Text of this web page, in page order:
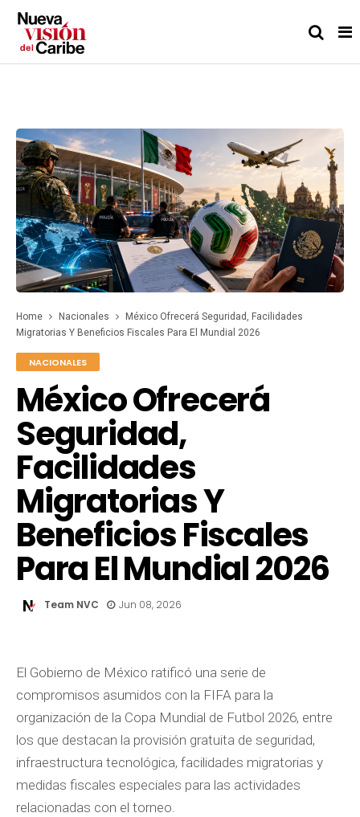
Home Nacionales
México Ofrecerá Seguridad, Facilidades
Migratorias Y Beneficios Fiscales Para El Mundial 2026
NACIONALES
México Ofrecerá
Seguridad,
Facilidades
Migratorias Y
Beneficios Fiscales
Para El Mundial 2026
Team NVC Jun 08, 2026
El Gobierno de México ratificó una serie de
compromisos asumidos con la FIFA para la
organización de la Copa Mundial de Futbol 2026, entre
los que destacan la provisión gratuita de seguridad,
infraestructura tecnológica, facilidades migratorias y
medidas fiscales especiales para las actividades
relacionadas con el torneo.